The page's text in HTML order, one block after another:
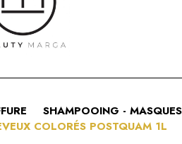
SHAMPOOING - MASQUES
COLORÉS POSTQUAM 1L